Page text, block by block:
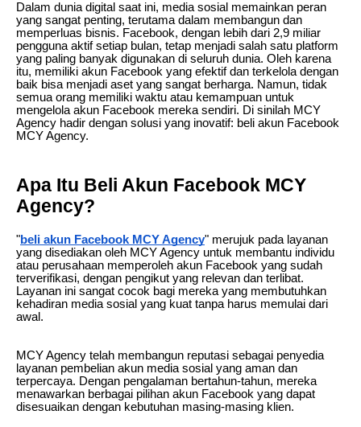
Dalam dunia digital saat ini, media sosial memainkan peran
yang sangat penting, terutama dalam membangun dan
memperluas bisnis. Facebook, dengan lebih dari 2,9 miliar
pengguna aktif setiap bulan, tetap menjadi salah satu platform
yang paling banyak digunakan di seluruh dunia. Oleh karena
itu, memiliki akun Facebook yang efektif dan terkelola dengan
baik bisa menjadi aset yang sangat berharga. Namun, tidak
semua orang memiliki waktu atau kemampuan untuk
mengelola akun Facebook mereka sendiri. Di sinilah MCY
Agency hadir dengan solusi yang inovatif: beli akun Facebook
MCY Agency.
Apa Itu Beli Akun Facebook MCY
Agency?
"beli akun Facebook MCY Agency" merujuk pada layanan
yang disediakan oleh MCY Agency untuk membantu individu
atau perusahaan memperoleh akun Facebook yang sudah
terverifikasi, dengan pengikut yang relevan dan terlibat.
Layanan ini sangat cocok bagi mereka yang membutuhkan
kehadiran media sosial yang kuat tanpa harus memulai dari
awal.
MCY Agency telah membangun reputasi sebagai penyedia
layanan pembelian akun media sosial yang aman dan
terpercaya. Dengan pengalaman bertahun-tahun, mereka
menawarkan berbagai pilihan akun Facebook yang dapat
disesuaikan dengan kebutuhan masing-masing klien.